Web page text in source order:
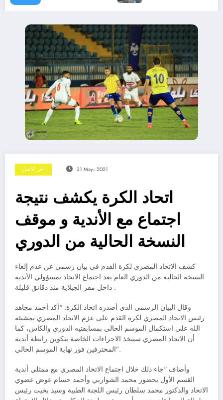
اخر الاخبار 31 May، 2021
اتحاد الكرة يكشف نتيجة
اجتماع مع الأندية و موقف
النسخة الحالية من الدوري
كشف الاتحاد المصري لكرة القدم في بيان رسمي عن عدم إلغاء
النسخة الحالية من الدوري العام بعد اجتماع الاتحاد بمسؤولي الأندية
داخل مقر الجبلاية منذ دقائق قليلة .
وقال البيان الرسمي الذي أصدره اتحاد الكرة: “أكد أحمد مجاهد
رئيس الاتحاد المصري لكرة القدم على عزم الاتحاد المصري بمشيئة
الله على استكمال الموسم الحالي بمسابقتيه الدوري والكاس، كما
أن الاتحاد المصري سيتخذ الاجراءات الخاصة بتكوين رابطة أندية
المحترفين فور نهاية الموسم الحالي”.
وأضاف “جاء ذلك خلال اجتماع الاتحاد المصري مع ممثلي أندية
القسم الأول بحضور محمد الشواربي وأحمد حسام عوض عضوي
الاتحاد والدكتور محمد سلطان رئيس اللجنة الطبية وسيد بخيت رئيس